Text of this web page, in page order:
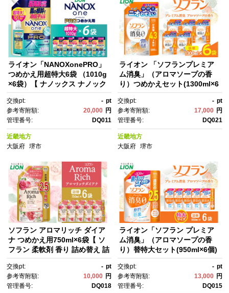
ライオン「NANOXonePRO」
つめかえ用超特大6袋 （1010g
×6袋）【 ナノックス ナノック
え 詰替え 人気 おすすめ 日用
品 消耗品 送料無料 大阪 堺市】
交換pt: - pt
参考寄附額:
20,000 円
管理番号:
DQ011
近畿地方
大阪府
堺市
ライオン 「ソフランプレミア
ム消臭」（アロマソープの香
り）つめかえセット(1300ml×6
濯 詰め替え 詰替え 人気 おすす
め 衣類用 アロマ ニオイ対策 日
用品 消耗品 大阪 堺市】
交換pt: - pt
参考寄附額:
17,000 円
管理番号:
DQ021
近畿地方
大阪府 堺市
ソフラン アロマリッチ ダイア
ナ つめかえ用750ml×6袋【 ソ
フラン 柔軟剤 香り 詰め替え 詰
気 おすすめ 衣類用 日用品 消耗
品 大阪 堺市】●
交換pt: - pt
参考寄附額:
10,000 円
管理番号:
DQ018
ライオン「ソフラン プレミア
ム消臭」（アロマソープの香
り）替特大セット(950ml×6個)
濯 詰め替え 詰替え 人気 おすす
め 衣類用 アロマ ニオイ対策 日
用品 消耗品 大阪 堺市】
交換pt: - pt
参考寄附額:
13,000 円
管理番号:
DQ015